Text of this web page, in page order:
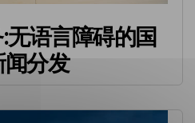
无语言障碍的国
闻分发